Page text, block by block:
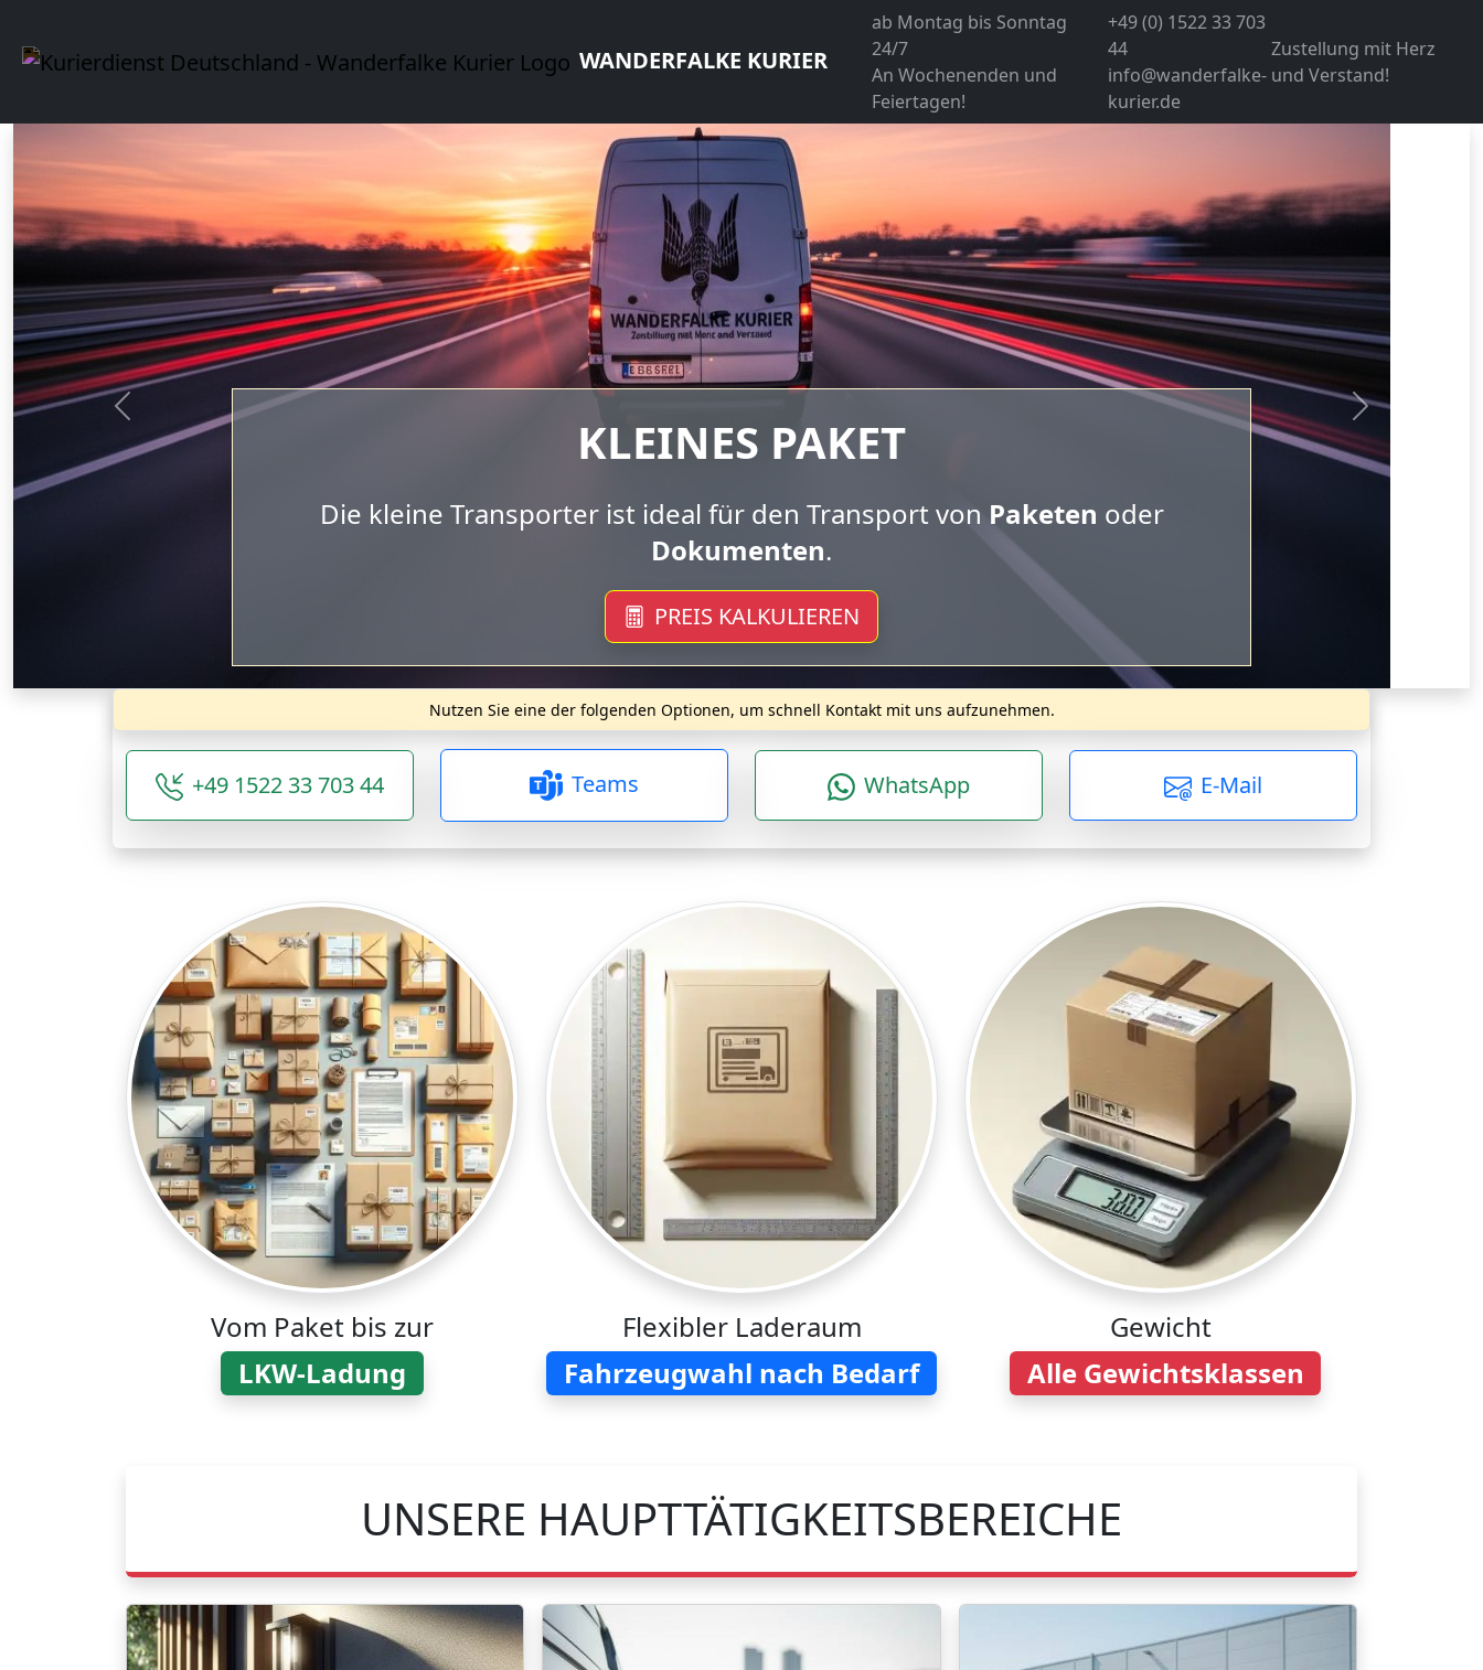
WANDERFALKE KURIER
ab Montag bis Sonntag
24/7
An Wochenenden und
Feiertagen!
+49 (0) 1522 33 703
44
info@wanderfalke-
kurier.de
Zustellung mit Herz
und Verstand!
MITTLERES PAKET
Der mittlere Transporter ist geeignet für bis zu 2 Europaletten
PREIS KALKULIEREN
Vorherige Nächste
Nutzen Sie eine der folgenden Optionen, um schnell Kontakt mit uns aufzunehmen.
+49 1522 33 703 44 Teams WhatsApp E-Mail
Vom Paket bis zur
LKW-Ladung
Flexibler Laderaum
Fahrzeugwahl nach Bedarf
Gewicht
Alle Gewichtsklassen
UNSERE HAUPTTÄTIGKEITSBEREICHE